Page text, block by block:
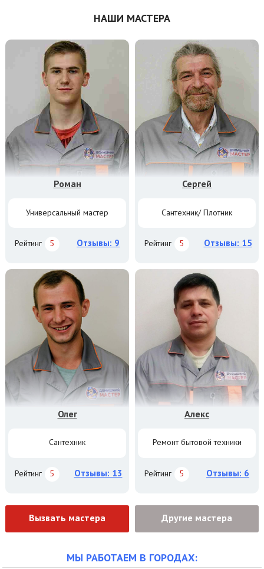
НАШИ МАСТЕРА
Роман
Универсальный мастер
Рейтинг 5 Отзывы: 9
Сергей
Сантехник/ Плотник
Рейтинг 5 Отзывы: 15
Олег
Сантехник
Рейтинг 5 Отзывы: 13
Алекс
Ремонт бытовой техники
Рейтинг 5 Отзывы: 6
Вызвать мастера Другие мастера
МЫ РАБОТАЕМ В ГОРОДАХ: